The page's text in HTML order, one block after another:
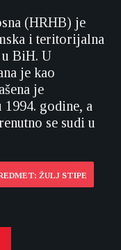
(HRHB) je
i teritorijalna
BiH. U
je kao
je
godine, a
se sudi u
ŽULJ STIPE